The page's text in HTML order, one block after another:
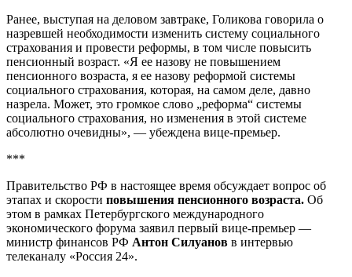
Ранее, выступая на деловом завтраке, Голикова говорила о
назревшей необходимости изменить систему социального
страхования и провести реформы, в том числе повысить
пенсионный возраст. «Я ее назову не повышением
пенсионного возраста, я ее назову реформой системы
социального страхования, которая, на самом деле, давно
назрела. Может, это громкое слово „реформа“ системы
социального страхования, но изменения в этой системе
абсолютно очевидны», — убеждена вице-премьер.
***
Правительство РФ в настоящее время обсуждает вопрос об
этапах и скорости повышения пенсионного возраста. Об
этом в рамках Петербургского международного
экономического форума заявил первый вице-премьер —
министр финансов РФ Антон Силуанов в интервью
телеканалу «Россия 24».